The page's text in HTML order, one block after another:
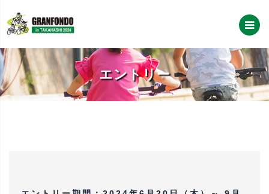
エントリー